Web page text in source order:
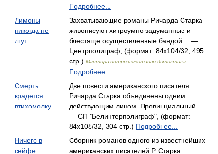
Подробнее...
Лимоны
никогда не
лгут
Захватывающие романы Ричарда Старка
живописуют хитроумно задуманные и
блестяще осуществленные бандой… —
Центрполиграф, (формат: 84x104/32, 495
стр.) Мастера остросюжетного детектива
Подробнее...
Смерть
крадется
втихомолку
Две повести американского писателя
Ричарда Старка объединены одним
действующим лицом. Провинциальный…
— СП "Белинтерполиграф", (формат:
84x108/32, 304 стр.) Подробнее...
Ничего в
сейфе.
Сборник романов одного из известнейших
американских писателей Р. Старка